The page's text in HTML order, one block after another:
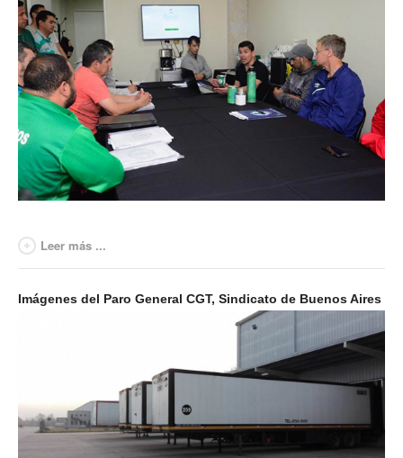
Campañas de prevención
Memoria histórica
Notas
Política de Privacidad
Buscar
Secretaría general
Secretario Tesorero
Secretaría prensa y cultura
Leer más ...
Imágenes del Paro General CGT, Sindicato de Buenos Aires